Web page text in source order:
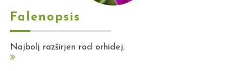
Falenopsis
Najbolj razširjen rod orhidej.